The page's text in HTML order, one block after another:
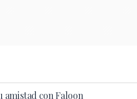
amistad con Faloon